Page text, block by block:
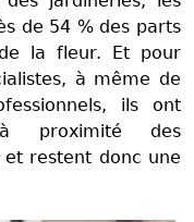
de 54 % des parts
la fleur. Et pour
à même de
ils ont
à proximité des
restent donc une